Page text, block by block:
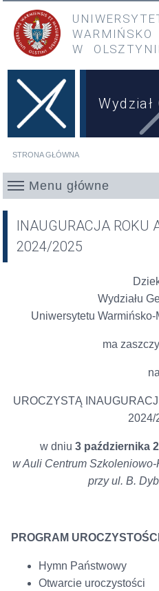
Przejdź do treści
Przejdź do menu głównego
WARMIŃSKO
W
STRONA GŁÓWNA
Menu główne
INAUGURACJA ROKU
2024/2025
Wydziału
Uniwersytetu
ma
UROCZYSTĄ
2024/
w dniu 3 października
w Auli Centrum
przy ul. B.
PROGRAM UROCZYSTOŚCI
Hymn Państwowy
Otwarcie uroczystości